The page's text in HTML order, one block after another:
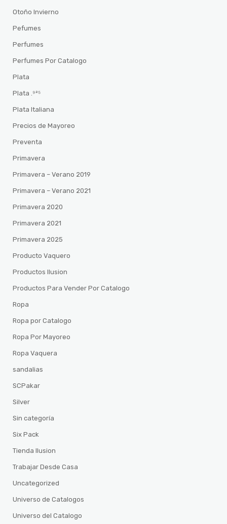
Otoño Invierno
Pefumes
Perfumes
Perfumes Por Catalogo
Plata
Plata .⁹²⁵
Plata Italiana
Precios de Mayoreo
Preventa
Primavera
Primavera – Verano 2019
Primavera – Verano 2021
Primavera 2020
Primavera 2021
Primavera 2025
Producto Vaquero
Productos Ilusion
Productos Para Vender Por Catalogo
Ropa
Ropa por Catalogo
Ropa Por Mayoreo
Ropa Vaquera
sandalias
SCPakar
Silver
Sin categoría
Six Pack
Tienda Ilusion
Trabajar Desde Casa
Uncategorized
Universo de Catalogos
Universo del Catalogo